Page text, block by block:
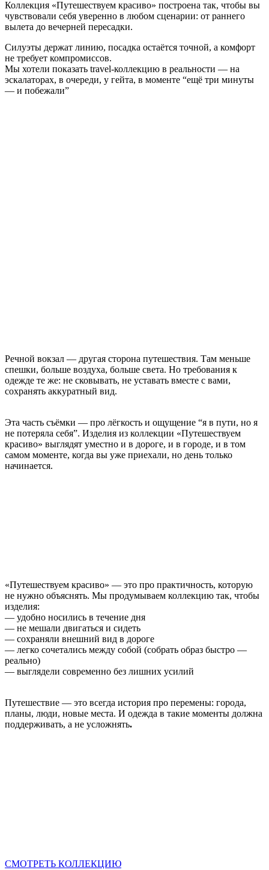
Коллекция «Путешествуем красиво» построена так, чтобы вы
чувствовали себя уверенно в любом сценарии: от раннего
вылета до вечерней пересадки.
Силуэты держат линию, посадка остаётся точной, а комфорт
не требует компромиссов.
Мы хотели показать travel-коллекцию в реальности — на
эскалаторах, в очереди, у гейта, в моменте “ещё три минуты
— и побежали”
Речной вокзал — другая сторона путешествия. Там меньше
спешки, больше воздуха, больше света. Но требования к
одежде те же: не сковывать, не уставать вместе с вами,
сохранять аккуратный вид.
Эта часть съёмки — про лёгкость и ощущение “я в пути, но я
не потеряла себя”. Изделия из коллекции «Путешествуем
красиво» выглядят уместно и в дороге, и в городе, и в том
самом моменте, когда вы уже приехали, но день только
начинается.
«Путешествуем красиво» — это про практичность, которую
не нужно объяснять. Мы продумываем коллекцию так, чтобы
изделия:
— удобно носились в течение дня
— не мешали двигаться и сидеть
— сохраняли внешний вид в дороге
— легко сочетались между собой (собрать образ быстро —
реально)
— выглядели современно без лишних усилий
Путешествие — это всегда история про перемены: города,
планы, люди, новые места. И одежда в такие моменты должна
поддерживать, а не усложнять.
СМОТРЕТЬ КОЛЛЕКЦИЮ